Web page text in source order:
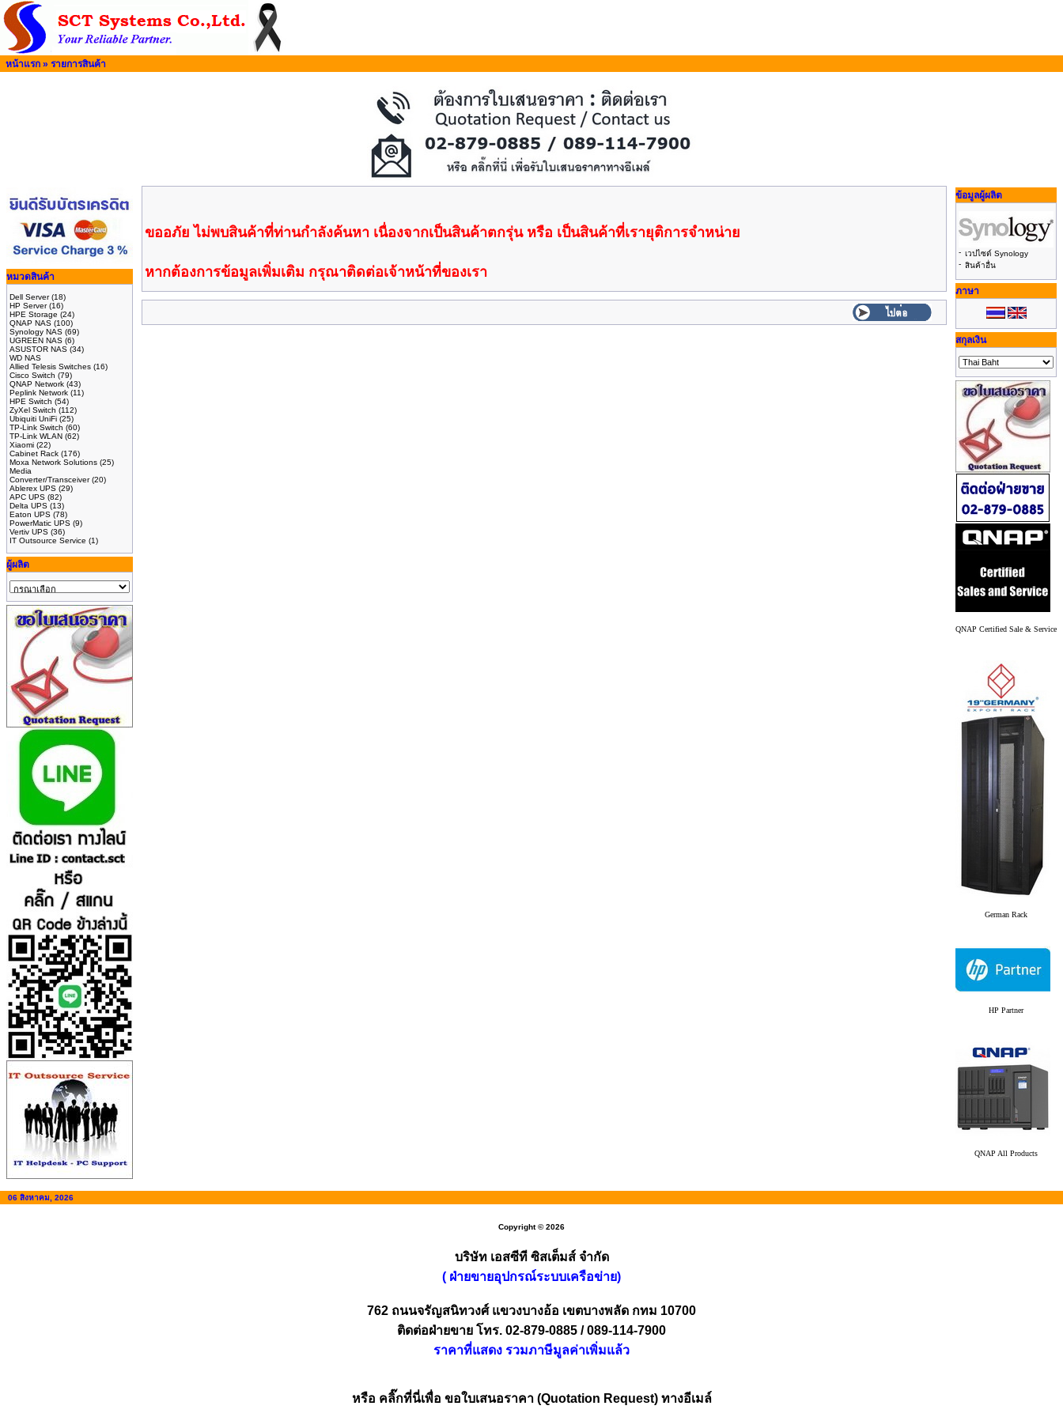
หน้าแรก » รายการสินค้า
หมวดสินค้า
Dell Server(18)
HP Server(16)
HPE Storage (24)
QNAP NAS (100)
Synology NAS (69)
UGREEN NAS (6)
ASUSTOR NAS (34)
WD NAS
Allied Telesis Switches (16)
Cisco Switch (79)
QNAP Network (43)
Peplink Network (11)
HPE Switch (54)
ZyXel Switch (112)
Ubiquiti UniFi (25)
TP-Link Switch (60)
TP-Link WLAN (62)
Xiaomi (22)
Cabinet Rack (176)
Moxa Network Solutions (25)
Media
Converter/Transceiver(20)
Ablerex UPS (29)
APC UPS (82)
Delta UPS (13)
Eaton UPS (78)
PowerMatic UPS (9)
Vertiv UPS (36)
IT Outsource Service (1)
ผู้ผลิต
ขออภัย ไม่พบสินค้าที่ท่านกำลังค้นหา เนื่องจากเป็นสินค้าตกรุ่น หรือ เป็นสินค้าที่เรายุติการจำหน่าย
หากต้องการข้อมูลเพิ่มเติม กรุณาติดต่อเจ้าหน้าที่ของเรา
ข้อมูลผู้ผลิต
- เวปไซด์ Synology
- สินค้าอื่น
ภาษา
สกุลเงิน
QNAP Certified Sale & Service
German Rack
HP Partner
QNAP All Products
06 สิงหาคม, 2026
Copyright © 2026
บริษัท เอสซีที ซิสเต็มส์ จำกัด
( ฝ่ายขายอุปกรณ์ระบบเครือข่าย)
762 ถนนจรัญสนิทวงศ์ แขวงบางอ้อ เขตบางพลัด กทม 10700
ติดต่อฝ่ายขาย โทร. 02-879-0885 / 089-114-7900
ราคาที่แสดง รวมภาษีมูลค่าเพิ่มแล้ว
หรือ คลิ๊กที่นี่เพื่อ ขอใบเสนอราคา (Quotation Request) ทางอีเมล์